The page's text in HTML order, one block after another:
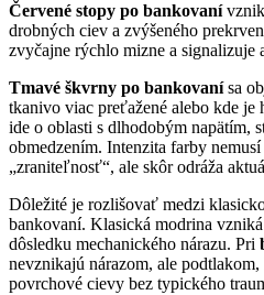
Červené stopy po bankovaní
drobných ciev a zvýšeného
zvyčajne rýchlo mizne a signalizuje
Tmavé škvrny po bankovanísa
tkanivo viac preťažené alebo kde je
ide o oblasti s dlhodobým napätím,
obmedzením. Intenzita farby
„zraniteľnosť“, ale skôr odráža
Dôležité je rozlišovať medzi
bankovaní. Klasická modrina
dôsledku mechanického nárazu. Pri
nevznikajú nárazom, ale
povrchové cievy bez typického